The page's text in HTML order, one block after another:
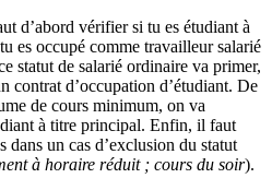
d’abord vérifier si tu es étudiant à
es occupé comme travailleur salarié
statut de salarié ordinaire va primer,
contrat d’occupation d’étudiant. De
de cours minimum, on va
à titre principal. Enfin, il faut
dans un cas d’exclusion du statut
à horaire réduit ; cours du soir).